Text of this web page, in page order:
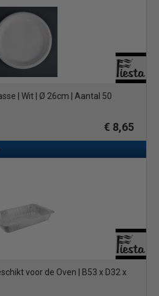
| Wit | Ø 26cm | Aantal 50
€ 8,65
voor de Oven | B53 x D32 x